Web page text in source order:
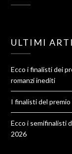
ULTIMI
Ecco i finalisti dei
romanzi inediti
I finalisti del
Ecco i semifinalisti
2026